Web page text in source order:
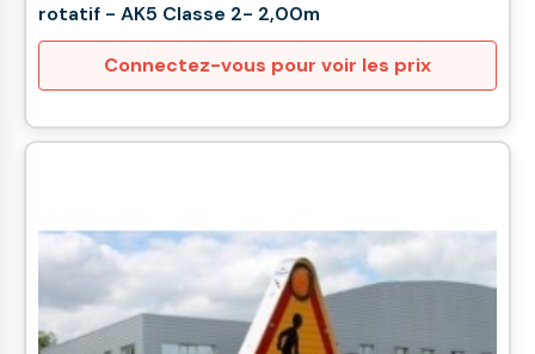
rotatif - AK5 Classe 2- 2,00m
Connectez-vous pour voir les prix